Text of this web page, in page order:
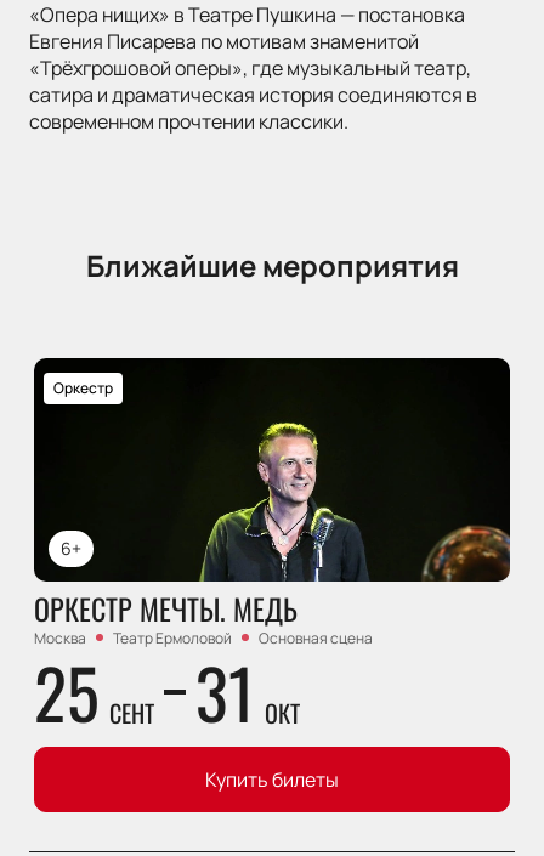
«Опера нищих» в Театре Пушкина — постановка
Евгения Писарева по мотивам знаменитой
«Трёхгрошовой оперы», где музыкальный театр,
сатира и драматическая история соединяются в
современном прочтении классики.
Ближайшие мероприятия
6+
Оркестр
ОРКЕСТР МЕЧТЫ. МЕДЬ
Москва Театр Ермоловой Основная сцена
25 СЕНТ 31 ОКТ
Купить билеты